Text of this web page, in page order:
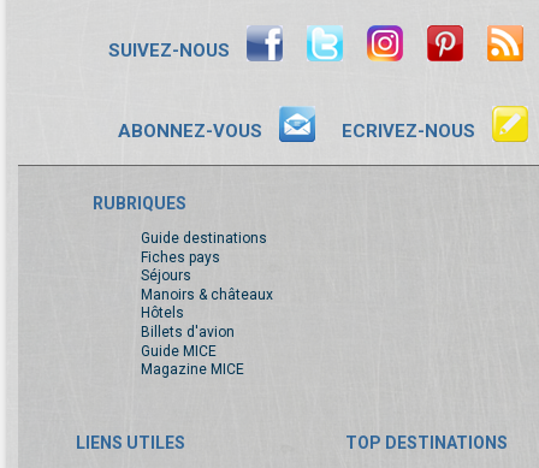
SUIVEZ-NOUS
ABONNEZ-VOUS ECRIVEZ-NOUS
RUBRIQUES
Guide destinations
Fiches pays
Séjours
Manoirs & châteaux
Hôtels
Billets d'avion
Guide MICE
Magazine MICE
LIENS UTILES TOP DESTINATIONS